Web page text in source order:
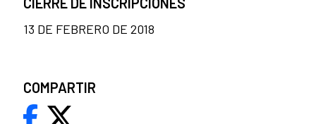
13 DE FEBRERO DE 2018
COMPARTIR